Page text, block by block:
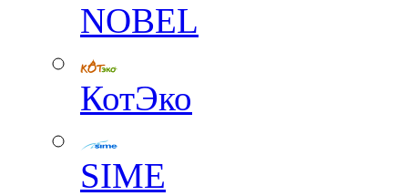
NOBEL
КотЭко
SIME